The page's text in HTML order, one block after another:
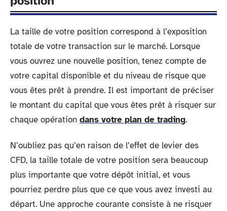
La taille de votre position correspond à l’exposition
totale de votre transaction sur le marché. Lorsque
vous ouvrez une nouvelle position, tenez compte de
votre capital disponible et du niveau de risque que
vous êtes prêt à prendre. Il est important de préciser
le montant du capital que vous êtes prêt à risquer sur
chaque opération dans votre plan de trading.
N’oubliez pas qu’en raison de l’effet de levier des
CFD, la taille totale de votre position sera beaucoup
plus importante que votre dépôt initial, et vous
pourriez perdre plus que ce que vous avez investi au
départ. Une approche courante consiste à ne risquer